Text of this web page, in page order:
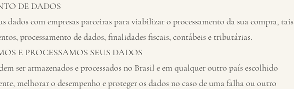
DE DADOS
dados com empresas parceiras para viabilizar o processamento da sua compra, tais
processamento de dados, finalidades fiscais, contábeis e tributárias.
E PROCESSAMOS SEUS DADOS
ser armazenados e processados no Brasil e em qualquer outro país escolhido
melhorar o desempenho e proteger os dados no caso de uma falha ou outro